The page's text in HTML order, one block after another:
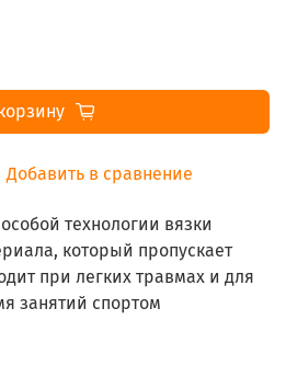
Добавить в сравнение
технологии вязки
который пропускает
при легких травмах и для
занятий спортом